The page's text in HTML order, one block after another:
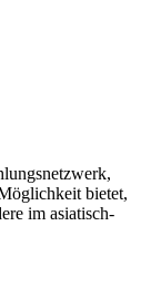
bietet,
im asiatisch-